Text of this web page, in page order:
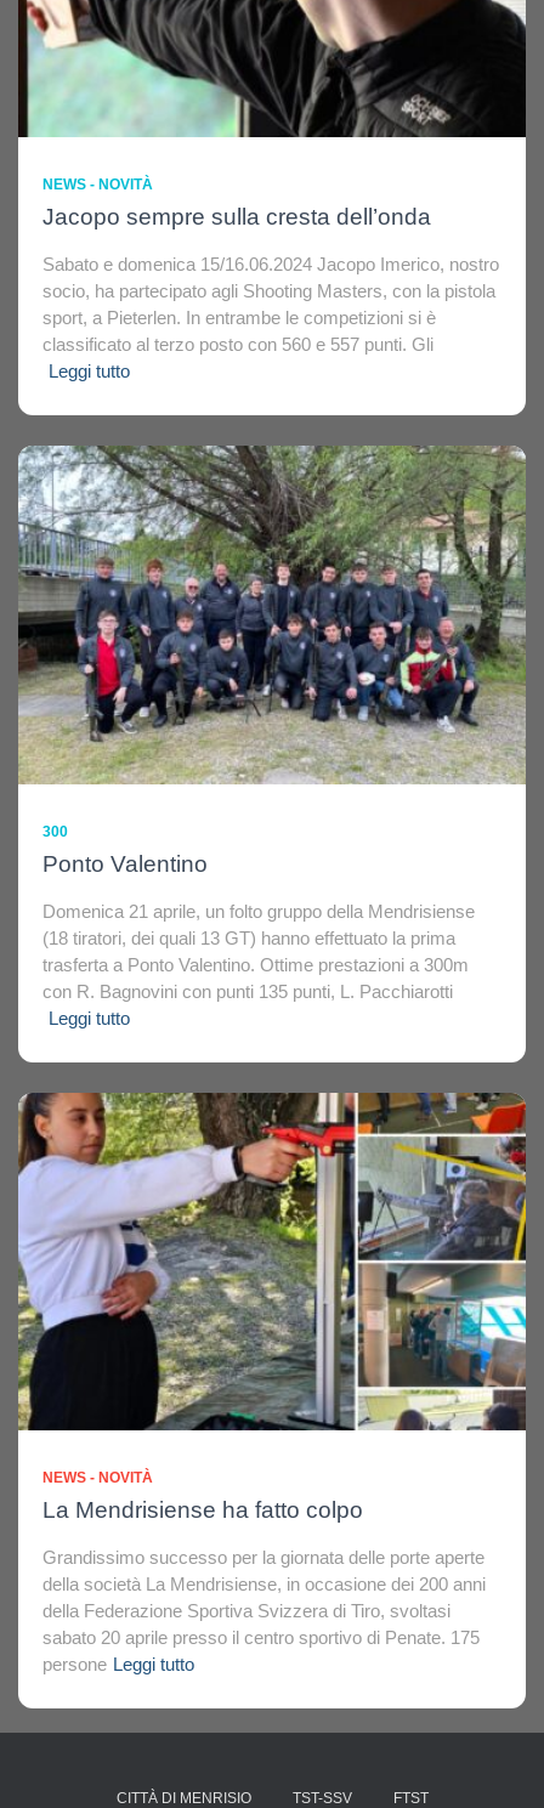
NEWS - NOVITÀ
Jacopo sempre sulla cresta dell’onda
Sabato e domenica 15/16.06.2024 Jacopo Imerico, nostro
socio, ha partecipato agli Shooting Masters, con la pistola
sport, a Pieterlen. In entrambe le competizioni si è
classificato al terzo posto con 560 e 557 punti. Gli
Leggi tutto
300
Ponto Valentino
Domenica 21 aprile, un folto gruppo della Mendrisiense
(18 tiratori, dei quali 13 GT) hanno effettuato la prima
trasferta a Ponto Valentino. Ottime prestazioni a 300m
con R. Bagnovini con punti 135 punti, L. Pacchiarotti
Leggi tutto
NEWS - NOVITÀ
La Mendrisiense ha fatto colpo
Grandissimo successo per la giornata delle porte aperte
della società La Mendrisiense, in occasione dei 200 anni
della Federazione Sportiva Svizzera di Tiro, svoltasi
sabato 20 aprile presso il centro sportivo di Penate. 175
persone Leggi tutto
CITTÀ DI MENRISIO TST-SSV FTST